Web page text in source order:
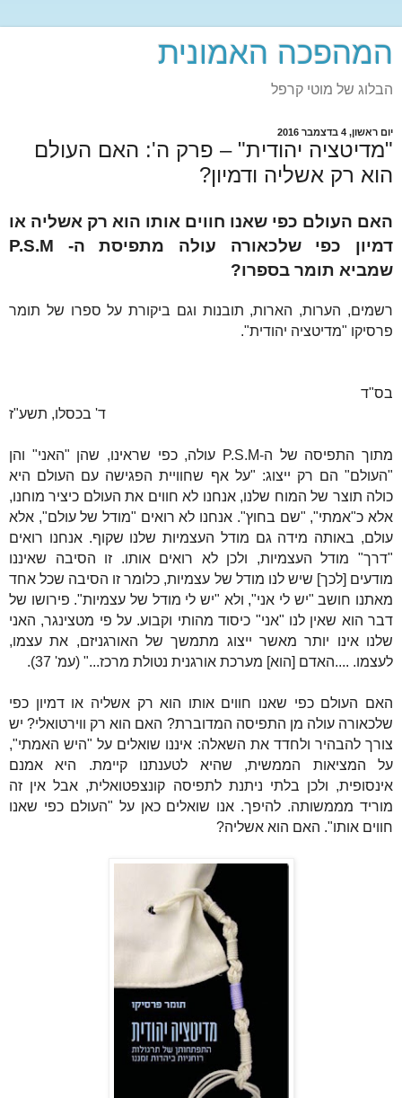
המהפכה האמונית
הבלוג של מוטי קרפל
יום ראשון, 4 בדצמבר 2016
"מדיטציה יהודית" – פרק ה': האם העולם
הוא רק אשליה ודמיון?
האם העולם כפי שאנו חווים אותו הוא רק אשליה או
דמיון כפי שלכאורה עולה מתפיסת ה- P.S.M
שמביא תומר בספרו?
רשמים, הערות, הארות, תובנות וגם ביקורת על ספרו של תומר
פרסיקו "מדיטציה יהודית".
בס"ד
ד' בכסלו, תשע"ז
מתוך התפיסה של ה-P.S.M עולה, כפי שראינו, שהן "האני" והן
"העולם" הם רק ייצוג: "על אף שחוויית הפגישה עם העולם היא
כולה תוצר של המוח שלנו, אנחנו לא חווים את העולם כיציר מוחנו,
אלא כ"אמתי", "שם בחוץ". אנחנו לא רואים "מודל של עולם", אלא
עולם, באותה מידה גם מודל העצמיות שלנו שקוף. אנחנו רואים
"דרך" מודל העצמיות, ולכן לא רואים אותו. זו הסיבה שאיננו
מודעים [לכך] שיש לנו מודל של עצמיות, כלומר זו הסיבה שכל אחד
מאתנו חושב "יש לי אני", ולא "יש לי מודל של עצמיות". פירושו של
דבר הוא שאין לנו "אני" כיסוד מהותי וקבוע. על פי מטצינגר, האני
שלנו אינו יותר מאשר ייצוג מתמשך של האורגניזם, את עצמו,
לעצמו. ....האדם [הוא] מערכת אורגנית נטולת מרכז..." (עמ' 37).
האם העולם כפי שאנו חווים אותו הוא רק אשליה או דמיון כפי
שלכאורה עולה מן התפיסה המדוברת? האם הוא רק ווירטואלי? יש
צורך להבהיר ולחדד את השאלה: איננו שואלים על "היש האמתי",
על המציאות הממשית, שהיא לטענתנו קיימת. היא אמנם
אינסופית, ולכן בלתי ניתנת לתפיסה קונצפטואלית, אבל אין זה
מוריד מממשותה. להיפך. אנו שואלים כאן על "העולם כפי שאנו
חווים אותו". האם הוא אשליה?